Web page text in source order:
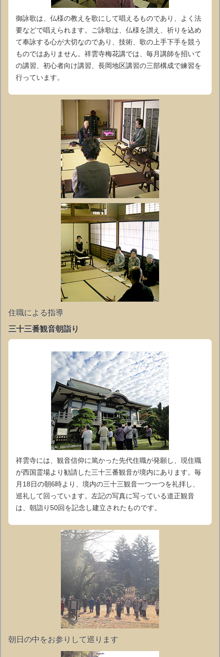
御詠歌は、仏様の教えを歌にして唱えるものであり、よく法
要などで唱えられます。ご詠歌は、仏様を讃え、祈りを込め
て奉詠する心が大切なのであり、技術、歌の上手下手を競う
ものではありません。祥雲寺梅花講では、毎月講師を招いて
の講習、初心者向け講習、長岡地区講習の三部構成で練習を
行っています。
住職による指導
三十三番観音朝詣り
祥雲寺には、観音信仰に篤かった先代住職が発願し、現住職
が西国霊場より勧請した三十三番観音が境内にあります。毎
月18日の朝6時より、境内の三十三観音一つ一つを礼拝し、
巡礼して回っています。左記の写真に写っている道正観音
は、朝詣り50回を記念し建立されたものです。
朝日の中をお参りして巡ります